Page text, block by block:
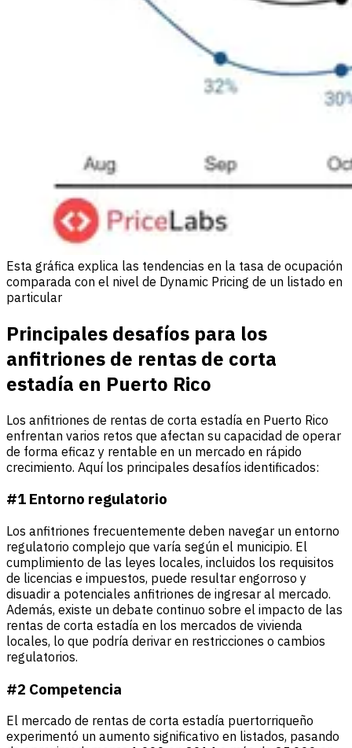
Esta gráfica explica las tendencias en la tasa de ocupación
comparada con el nivel de Dynamic Pricing de un listado en
particular
Principales desafíos para los
anfitriones de rentas de corta
estadía en Puerto Rico
Los anfitriones de rentas de corta estadía en Puerto Rico
enfrentan varios retos que afectan su capacidad de operar
de forma eficaz y rentable en un mercado en rápido
crecimiento. Aquí los principales desafíos identificados:
#1 Entorno regulatorio
Los anfitriones frecuentemente deben navegar un entorno
regulatorio complejo que varía según el municipio. El
cumplimiento de las leyes locales, incluidos los requisitos
de licencias e impuestos, puede resultar engorroso y
disuadir a potenciales anfitriones de ingresar al mercado.
Además, existe un debate continuo sobre el impacto de las
rentas de corta estadía en los mercados de vivienda
locales, lo que podría derivar en restricciones o cambios
regulatorios.
#2 Competencia
El mercado de rentas de corta estadía puertorriqueño
experimentó un aumento significativo en listados, pasando